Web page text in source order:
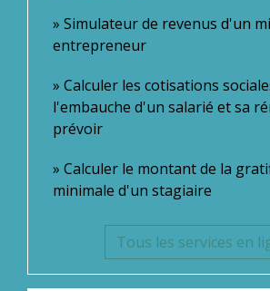
Simulateur de revenus d'un
entrepreneur
Calculer les cotisations
l'embauche d'un salarié et sa
prévoir
Calculer le montant de la
minimale d'un stagiaire
Tous les services en